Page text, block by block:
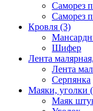
Саморез
Саморез
Кровля (3)
Шифер
Лента
Лента
Серпянка
Маяки, уголки
Маяк